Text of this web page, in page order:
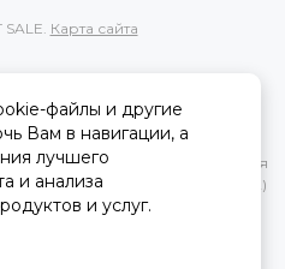
Карта сайта
информация, касающаяся
товаров и услуг, носит
при каких условиях не является
положениями Статьи 437(2)
кодекса РФ.
файлы и другие
Вам в навигации, а
лучшего
и анализа
и услуг.